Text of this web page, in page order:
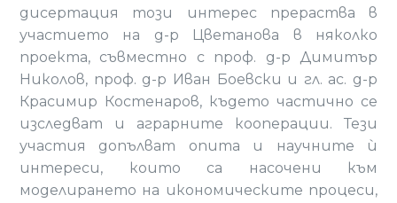
дисертация този интерес прераства в
участието на д-р Цветанова в няколко
проекта, съвместно с проф. д-р Димитър
Николов, проф. д-р Иван Боевски и гл. ас. д-р
Красимир Костенаров, където частично се
изследват и аграрните кооперации. Тези
участия допълват опита и научните ѝ
интереси, които са насочени към
моделирането на икономическите процеси,